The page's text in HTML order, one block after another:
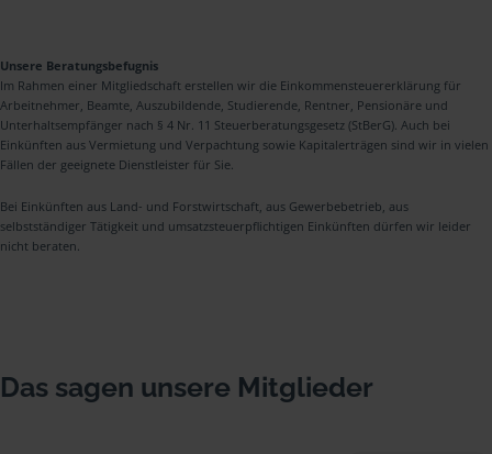
Unsere Beratungsbefugnis
Im Rahmen einer Mitgliedschaft erstellen wir die Einkommensteuererklärung für
Arbeitnehmer, Beamte, Auszubildende, Studierende, Rentner, Pensionäre und
Unterhaltsempfänger nach § 4 Nr. 11 Steuerberatungsgesetz (StBerG). Auch bei
Einkünften aus Vermietung und Verpachtung sowie Kapitalerträgen sind wir in vielen
Fällen der geeignete Dienstleister für Sie.
Bei Einkünften aus Land- und Forstwirtschaft, aus Gewerbebetrieb, aus
selbstständiger Tätigkeit und umsatzsteuerpflichtigen Einkünften dürfen wir leider
nicht beraten.
Das sagen unsere Mitglieder